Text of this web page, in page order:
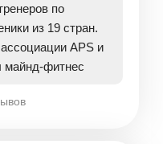
по
из 19 стран.
APS и
майнд-фитнес